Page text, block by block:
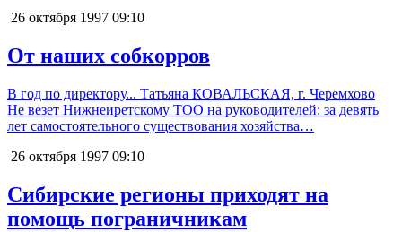
26 октября 1997 09:10
От наших собкорров
В год по директору... Татьяна КОВАЛЬСКАЯ, г. Черемхово
Не везет Нижнеиретскому ТОО на руководителей: за девять
лет самостоятельного существования хозяйства…
26 октября 1997 09:10
Сибирские регионы приходят на
помощь пограничникам